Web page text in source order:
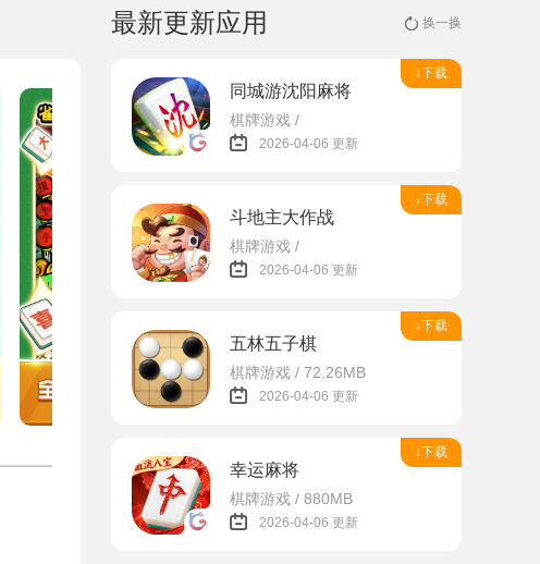
最新更新应用 换一换
↓下载
同城游沈阳麻将
棋牌游戏 /
2026-04-06 更新
↓下载
斗地主大作战
棋牌游戏 /
2026-04-06 更新
↓下载
五林五子棋
棋牌游戏 / 72.26MB
2026-04-06 更新
↓下载
幸运麻将
棋牌游戏 / 880MB
2026-04-06 更新